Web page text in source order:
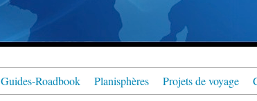
Guides-Roadbook Planisphères Projets de voyage